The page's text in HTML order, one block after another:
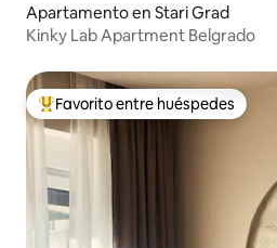
Apartamento en Stari Grad
Kinky Lab Apartment Belgrado
Favorito entre huéspedes preferido
Favorito entre huéspedes